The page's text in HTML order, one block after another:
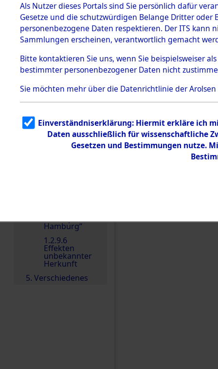
Effekten
1.2.9.1
Effekten aus
dem KZ
Dachau
1.2.9.2
Effekten aus
dem KZ
Bayerisches
1.2.9.3
Effekten aus
dem KZ
Neuengamm
Hamburg“
1.2.9.6
Effekten
unbekannter
Herkunft
5. Verschiedenes
Einen Kommentar
Als Nutzer dieses Portals sind Sie persönlich dafür
Gesetze und die schutzwürdigen Belange Dritter
personenbezogene Daten respektieren. Der ITS
Sammlungen erscheinen, verantwortlich gemacht
Bitte kontaktieren Sie uns, wenn Sie beispielsweiser
bestimmter personenbezogener Daten nicht
Sie möchten mehr über die Datenrichtlinie der Arolsen
Einverständniserklärung: Hiermit erkläre ich
Daten ausschließlich für wissenschaftliche
Gesetzen und Bestimmungen nutze.